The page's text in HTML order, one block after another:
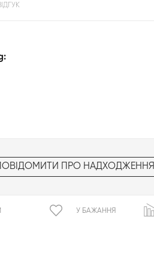
ВІДГУК
ПОВІДОМИТИ ПРО НАДХОДЖЕННЯ
У БАЖАННЯ